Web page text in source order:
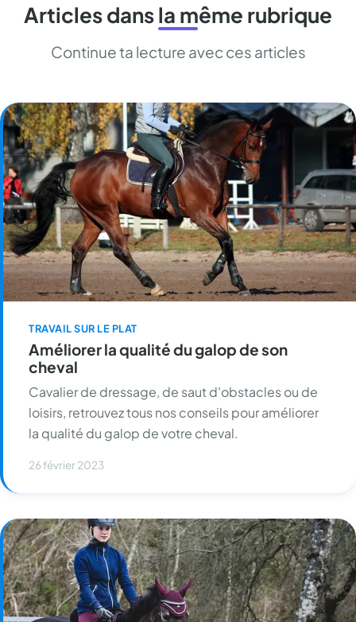
Articles dans la même rubrique
Continue ta lecture avec ces articles
TRAVAIL SUR LE PLAT
Améliorer la qualité du galop de son
cheval
Cavalier de dressage, de saut d'obstacles ou de
loisirs, retrouvez tous nos conseils pour améliorer
la qualité du galop de votre cheval.
26 février 2023